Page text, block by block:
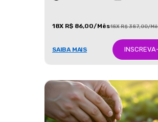
18X R$ 86,00/Mês18X R$ 387,00/
SAIBA MAIS